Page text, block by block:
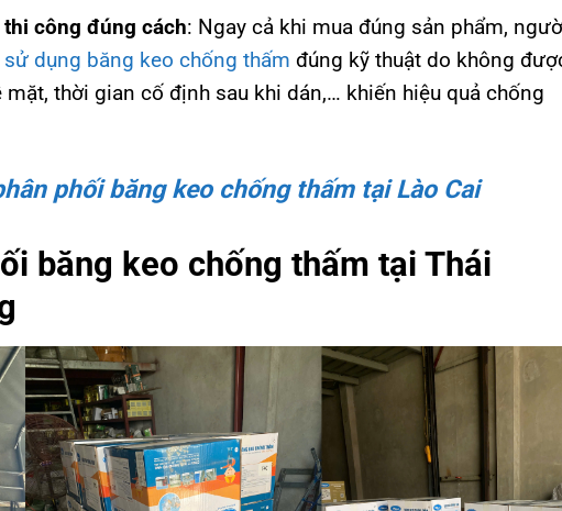
công đúng cách: Ngay cả khi mua đúng sản phẩm,
dụng băng keo chống thấm đúng kỹ thuật do không
thời gian cố định sau khi dán,… khiến hiệu quả chống
phối băng keo chống thấm tại Lào Cai
băng keo chống thấm tại Thái